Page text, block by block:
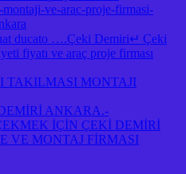
ve-arac-proje-firmasi-
fıat ducato ….Çeki Demiri↵ Çeki
fiyatı ve araç proje firması
TAKILMASI MONTAJI
ANKARA.-
İÇİN ÇEKİ DEMİRİ
VE MONTAJ FİRMASI